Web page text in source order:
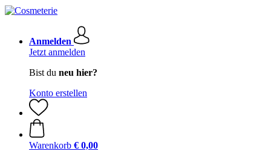
Anmelden
Jetzt anmelden
Bist du neu hier?
Konto erstellen
Warenkorb € 0,00